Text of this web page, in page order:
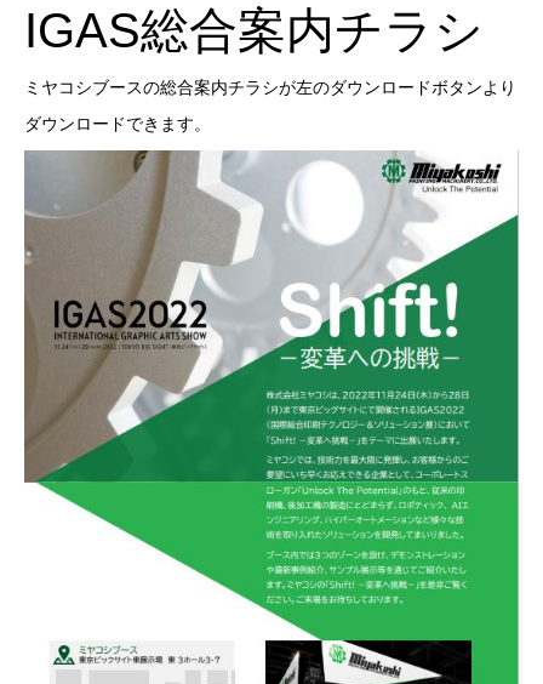
IGAS総合案内チラシ
ミヤコシブースの総合案内チラシが左のダウンロードボタンより
ダウンロードできます。